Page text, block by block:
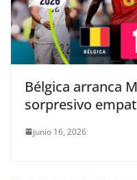
Bélgica arranca
sorpresivo
junio 16, 2026